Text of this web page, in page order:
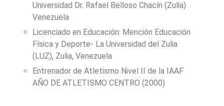
Universidad Dr. Rafael Belloso Chacín (Zulia)
Venezuela
Licenciado en Educación: Mención Educación
Física y Deporte- La Universidad del Zulia
(LUZ), Zulia, Venezuela
Entrenador de Atletismo Nivel II de la IAAF
AÑO DE ATLETISMO CENTRO (2000)